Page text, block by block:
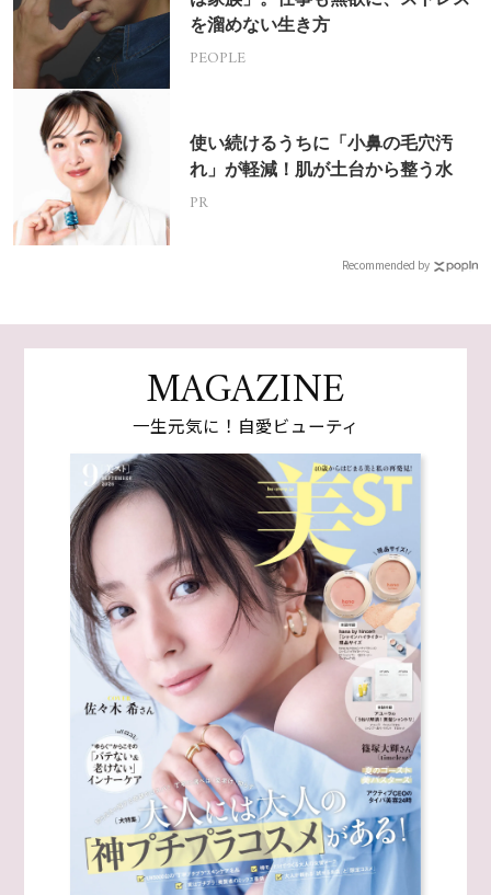
を溜めない生き方
PEOPLE
使い続けるうちに「小鼻の毛穴汚
れ」が軽減！肌が土台から整う水
PR
Recommended by
MAGAZINE
一生元気に！自愛ビューティ